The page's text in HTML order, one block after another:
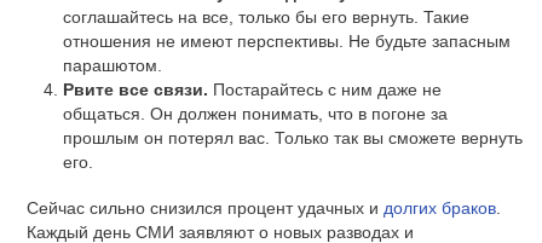
соглашайтесь на все, только бы его вернуть. Такие
отношения не имеют перспективы. Не будьте запасным
парашютом.
Рвите все связи. Постарайтесь с ним даже не
общаться. Он должен понимать, что в погоне за
прошлым он потерял вас. Только так вы сможете вернуть
его.
Сейчас сильно снизился процент удачных и долгих браков
Каждый день СМИ заявляют о новых разводах и